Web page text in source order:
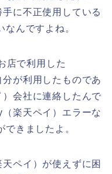
に不正使用している
んですよね。
店で利用した
が利用したものであ
会社に連絡したんで
楽天ペイ）エラーな
きましたよ。
ペイ）が使えずに困